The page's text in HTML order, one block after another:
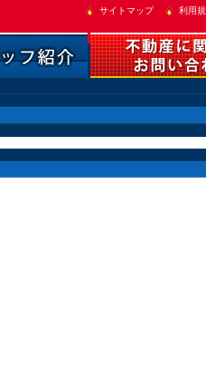
利用
サイトマップ